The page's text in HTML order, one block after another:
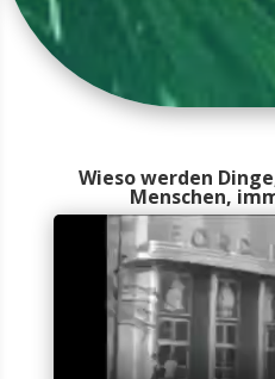
Wieso werden
Menschen,